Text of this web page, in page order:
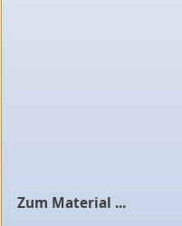
Zum Material ...